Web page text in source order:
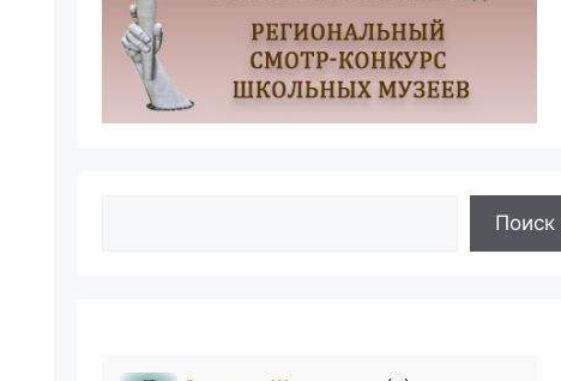
Поиск